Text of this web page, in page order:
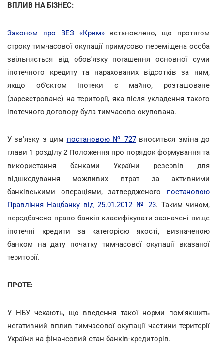
ВПЛИВ НА БІЗНЕС:
Законом про ВЕЗ «Крим»встановлено, що протягом
строку тимчасової окупації примусово переміщена особа
звільняється від обов'язку погашення основної суми
іпотечного кредиту та нарахованих відсотків за ним,
якщо об'єктом іпотеки є майно, розташоване
(зареєстроване) на території, яка після укладення такого
іпотечного договору була тимчасово окупована.
У зв'язку з цим постановою № 727вноситься зміна до
глави 1 розділу 2 Положення про порядок формування та
використання банками України резервів для
відшкодування можливих втрат за активними
банківськими операціями, затвердженого постановою
Правління Нацбанку від 25.01.2012 № 23. Таким чином,
передбачено право банків класифікувати зазначені вище
іпотечні кредити за категорією якості, визначеною
банком на дату початку тимчасової окупації вказаної
території.
ПРОТЕ:
У НБУ чекають, що введення такої норми пом'якшить
негативний вплив тимчасової окупації частини території
України на фінансовий стан банків-кредиторів.